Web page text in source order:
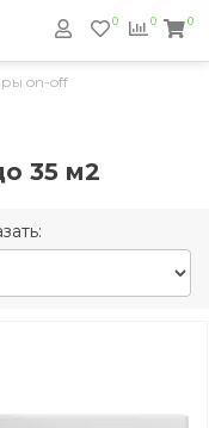
0
0 0
on-off
35 м2